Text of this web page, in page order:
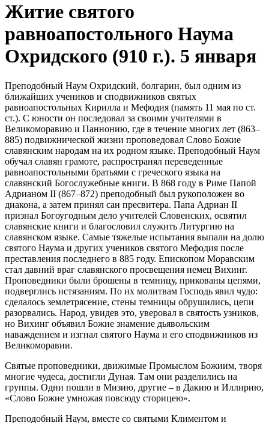
Житие святого
равноапостольного Наума
Охридского (910 г.). 5 января
Преподобный Наум Охридский, болгарин, был одним из
ближайших учеников и сподвижников святых
равноапостольных Кирилла и Мефодия (память 11 мая по ст.
ст.). С юности он последовал за своими учителями в
Великоморавию и Паннонию, где в течение многих лет (863–
885) подвижнической жизни проповедовал Слово Божие
славянским народам на их родном языке. Преподобный Наум
обучал славян грамоте, распространял переведенные
равноапостольными братьями с греческого языка на
славянский Богослужебные книги. В 868 году в Риме Папой
Адрианом II (867–872) преподобный был рукоположен во
диакона, а затем принял сан пресвитера. Папа Адриан II
признал Богоугодным дело учителей Словенских, освятил
славянские книги и благословил служить Литургию на
славянском языке. Самые тяжелые испытания выпали на долю
святого Наума и других учеников святого Мефодия после
преставления последнего в 885 году. Епископом Моравским
стал давний враг славянского просвещения немец Вихинг.
Проповедники были брошены в темницу, прикованы цепями,
подверглись истязаниям. По их молитвам Господь явил чудо:
сделалось землетрясение, стены темницы обрушились, цепи
разорвались. Народ, увидев это, уверовал в святость узников,
но Вихинг объявил Божие знамение дьявольским
наваждением и изгнал святого Наума и его сподвижников из
Великоморавии.
Святые проповедники, движимые Промыслом Божиим, творя
многие чудеса, достигли Дуная. Там они разделились на
группы. Одни пошли в Мизию, другие – в Дакию и Иллирию,
«Слово Божие умножая повсюду сторицею».
Преподобный Наум, вместе со святыми Климентом и